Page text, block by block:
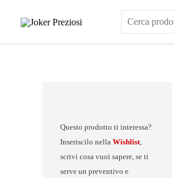
Questo prodotto ti interessa?
Inseriscilo nella Wishlist,
scrivi cosa vuoi sapere, se ti
serve un preventivo e